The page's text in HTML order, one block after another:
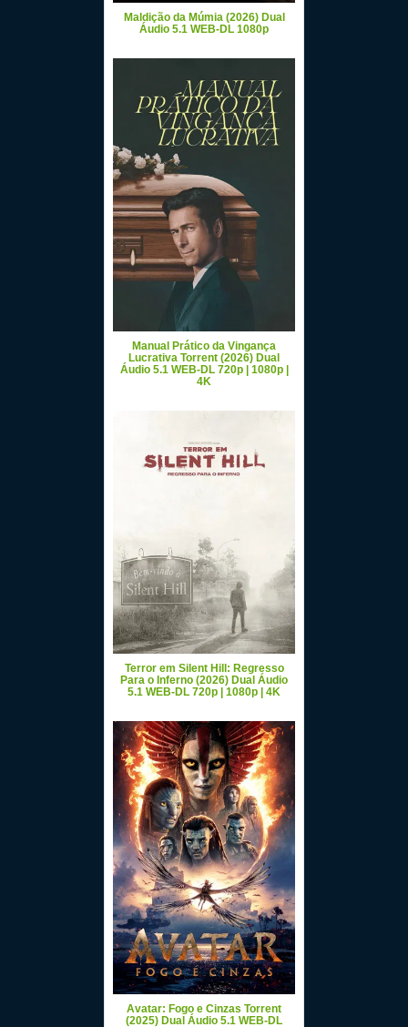
Maldição da Múmia (2026) Dual
Áudio 5.1 WEB-DL 1080p
Manual Prático da Vingança
Lucrativa Torrent (2026) Dual
Áudio 5.1 WEB-DL 720p | 1080p |
4K
Terror em Silent Hill: Regresso
Para o Inferno (2026) Dual Áudio
5.1 WEB-DL 720p | 1080p | 4K
Avatar: Fogo e Cinzas Torrent
(2025) Dual Áudio 5.1 WEB-DL